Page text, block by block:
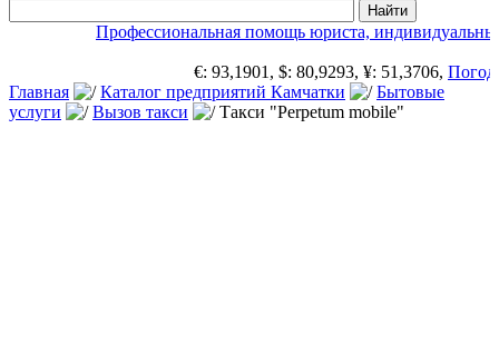
Профессиональная помощь юриста,
€: 93,1901, $: 80,9293, ¥: 51,3706,
Главная
Каталог предприятий Камчатки
Бытовые
услуги
Вызов такси Такси "Perpetum mobile"